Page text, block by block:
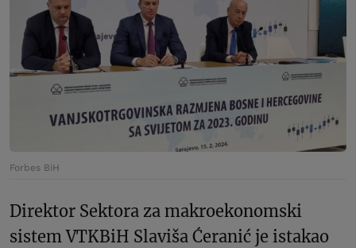
Forbes BiH
Direktor Sektora za makroekonomski
sistem VTKBiH Slaviša Ćeranić je istakao